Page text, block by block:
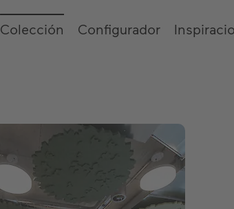
Colección Configurador